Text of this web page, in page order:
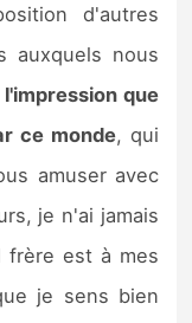
d'autres
auxquels nous
que
ce monde, qui
amuser avec
je n'ai jamais
frère est à mes
je sens bien